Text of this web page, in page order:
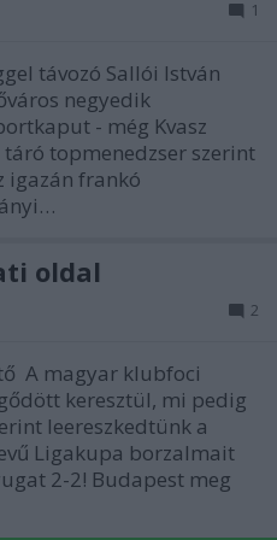
1
távozó Sallói István
negyedik
- még Kvasz
topmenedzser szerint
igazán frankó
oldal
2
A magyar klubfoci
keresztül, mi pedig
leereszkedtünk a
Ligakupa borzalmait
2-2! Budapest meg